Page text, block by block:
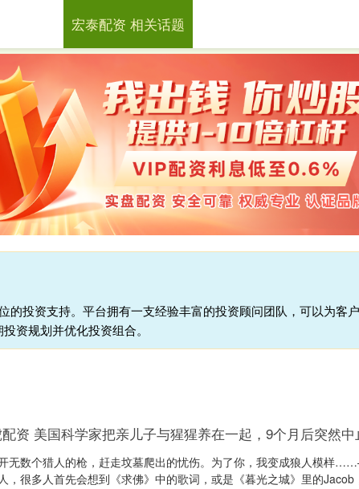
宏泰配资
的投资支持。平台拥有一支经验丰富的投资顾问团队，可以为客
资规划并优化投资组合。
宏泰配资 相关话题
资 美国科学家把亲儿子与猩猩养在一起，9个月后突然
无数个猎人的枪，赶走坟墓爬出的忧伤。为了你，我变成狼人模样
，很多人首先会想到《求佛》中的歌词，或是《暮光之城》里的Jacob